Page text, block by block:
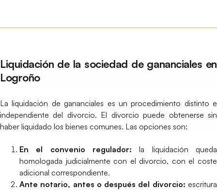
Liquidación de la sociedad de gananciales en
Logroño
La liquidación de gananciales es un procedimiento distinto e
independiente del divorcio. El divorcio puede obtenerse sin
haber liquidado los bienes comunes. Las opciones son:
En el convenio regulador: la liquidación queda
homologada judicialmente con el divorcio, con el coste
adicional correspondiente.
Ante notario, antes o después del divorcio: escritura